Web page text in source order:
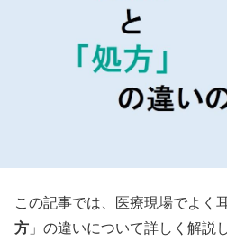
この記事では、医療現場でよく
方 」の違いについて詳しく解説